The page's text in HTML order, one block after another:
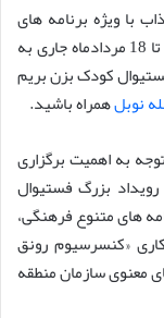
با ویژه برنامه های
فستیوال کودک بزن بریم کیش. جزیره کیش از 4 تا 18 مردادماه جاری به
فستیوال کودک بزن بریم
نوبلهمراه باشید.
به اهمیت برگزاری
بزرگ فستیوال
با ارائه برنامه های متنوع فرهنگی،
«کنسرسیوم رونق
معنوی سازمان منطقه